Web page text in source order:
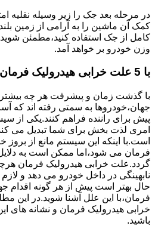
در مرحله بعد جک را زیر وسیله نقلیه
کمک آن ماشین را به آرامی از زمین
کامل از جک استفاده کنید،مطمئن
وزن خودرو بر خواهد آمد.
با 5 علت خرابی هیدرولیک فرمان آشنا شوید
با گذشت زمان و پیشرفت هر چه
جهان،خودروها به سمتی رفته اند که
پیش برای راننده فراهم کنند.یکی از
امری لذت بخش برای شما تبدیل می
است.با اینکه این سیستم مانع از
فرمان می شود،اما ممکن است به
گردد.علت خرابی هیدرولیک فرمان
نابهینگی در داخل خودرو می دهد و
حال بهتر است پیش از هر گونه اقدام
خرابی هیدرولیک فرمان و نشانه های
باشید.